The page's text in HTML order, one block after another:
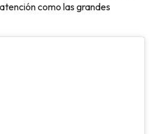
como las grandes